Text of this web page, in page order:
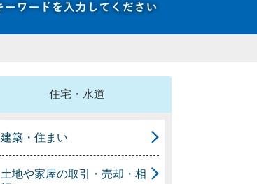
住宅・水道
建築・住まい
土地や家屋の取引・売却・相